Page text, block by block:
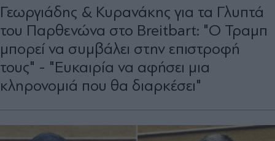
Γεωργιάδης & Κυρανάκης για τα Γλυπτά
του Παρθενώνα στο Breitbart: "Ο Τραμπ
μπορεί να συμβάλει στην επιστροφή
τους" - "Ευκαιρία να αφήσει μια
κληρονομιά που θα διαρκέσει"